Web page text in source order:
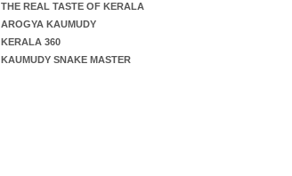
THE REAL TASTE OF KERALA
AROGYA KAUMUDY
KERALA 360
KAUMUDY SNAKE MASTER